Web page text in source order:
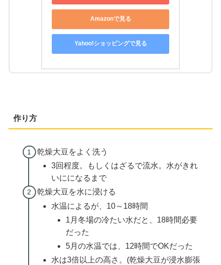
Amazonで見る
Yahoo!ショッピングで見る
作り方
乾燥大豆をよく洗う
3回程度。もしくはざるで流水。水がきれ
いにになるまで
乾燥大豆を水に浸ける
水温によるが、10～18時間
1月冬場の冷たい水だと、18時間必要
だった
5月の水温では、12時間でOKだった
水は3倍以上の高さ。(乾燥大豆が浸水膨張